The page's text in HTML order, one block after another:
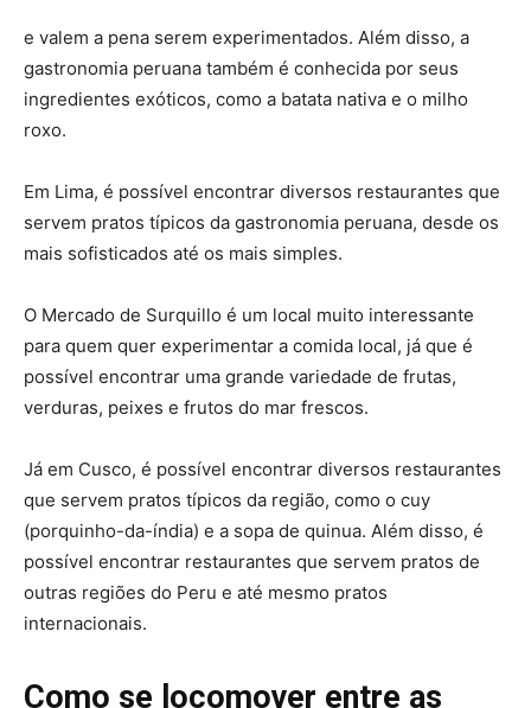
e valem a pena serem experimentados. Além disso, a
gastronomia peruana também é conhecida por seus
ingredientes exóticos, como a batata nativa e o milho
roxo.
Em Lima, é possível encontrar diversos restaurantes que
servem pratos típicos da gastronomia peruana, desde os
mais sofisticados até os mais simples.
O Mercado de Surquillo é um local muito interessante
para quem quer experimentar a comida local, já que é
possível encontrar uma grande variedade de frutas,
verduras, peixes e frutos do mar frescos.
Já em Cusco, é possível encontrar diversos restaurantes
que servem pratos típicos da região, como o cuy
(porquinho-da-índia) e a sopa de quinua. Além disso, é
possível encontrar restaurantes que servem pratos de
outras regiões do Peru e até mesmo pratos
internacionais.
Como se locomover entre as